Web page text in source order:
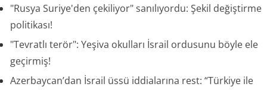
"Rusya Suriye'den çekiliyor" sanılıyordu: Şekil değiştirme
politikası!
"Tevratlı terör": Yeşiva okulları İsrail ordusunu böyle ele
geçirmiş!
Azerbaycan’dan İsrail üssü iddialarına rest: “Türkiye ile